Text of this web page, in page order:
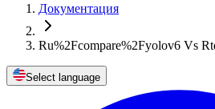
Документация
Ru%2Fcompare%2Fyolov6 Vs
Select language